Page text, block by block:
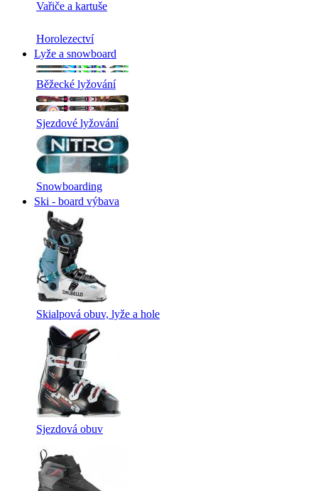
Vařiče a kartuše
Horolezectví
Lyže a snowboard
Běžecké lyžování
Sjezdové lyžování
Snowboarding
Ski - board výbava
Skialpová obuv, lyže a hole
Sjezdová obuv